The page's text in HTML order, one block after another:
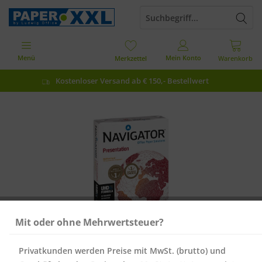
Kostenloser Versand ab € 150,- Bestellwert
Warenkorb
Merkzettel Mein Konto
Menü
Mit oder ohne Mehrwertsteuer?
Privatkunden werden Preise mit MwSt. (brutto) und